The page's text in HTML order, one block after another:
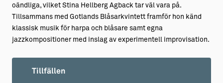
oändliga, vilket Stina Hellberg Agback tar väl vara på.
Tillsammans med Gotlands Blåsarkvintett framför hon känd
klassisk musik för harpa och blåsare samt egna
jazzkompositioner med inslag av experimentell improvisation.
Tillfällen